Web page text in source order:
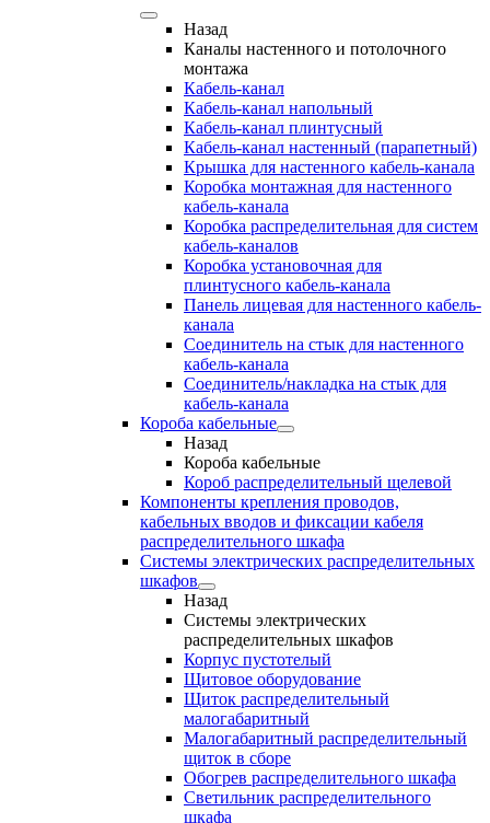
Назад
Каналы настенного и потолочного
монтажа
Кабель-канал
Кабель-канал напольный
Кабель-канал плинтусный
Кабель-канал настенный (парапетный)
Крышка для настенного кабель-канала
Коробка монтажная для настенного
кабель-канала
Коробка распределительная для систем
кабель-каналов
Коробка установочная для
плинтусного кабель-канала
Панель лицевая для настенного кабель-
канала
Соединитель на стык для настенного
кабель-канала
Соединитель/накладка на стык для
кабель-канала
Короба кабельные
Назад
Короба кабельные
Короб распределительный щелевой
Компоненты крепления проводов,
кабельных вводов и фиксации кабеля
распределительного шкафа
Системы электрических распределительных
шкафов
Назад
Системы электрических
распределительных шкафов
Корпус пустотелый
Щитовое оборудование
Щиток распределительный
малогабаритный
Малогабаритный распределительный
щиток в сборе
Обогрев распределительного шкафа
Светильник распределительного
шкафа